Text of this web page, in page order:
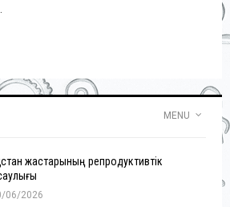
MENU
жастарының репродуктивтік
06/2026